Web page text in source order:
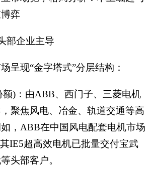
弈
部企业主导
呈现“金字塔式”分层结构：
额)：由ABB、西门子、三菱电机
聚焦风电、冶金、轨道交通等高
，ABB在中国风电配套电机市场
IE5超高效电机已批量交付宝武
头部客户。